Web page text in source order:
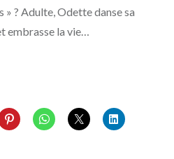
» ? Adulte, Odette danse sa
embrasse la vie…